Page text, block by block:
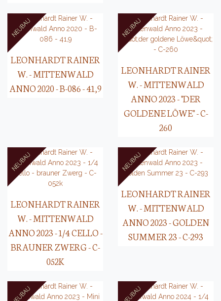
LEONHARDT RAINER
W. - MITTENWALD
ANNO 2020 - B-086 - 41,9
LEONHARDT RAINER
W. - MITTENWALD
ANNO 2023 - "DER
GOLDENE LÖWE" - C-
260
LEONHARDT RAINER
W. - MITTENWALD
ANNO 2023 - 1/4 CELLO -
BRAUNER ZWERG - C-
052K
LEONHARDT RAINER
W. - MITTENWALD
ANNO 2023 - GOLDEN
SUMMER 23 - C-293